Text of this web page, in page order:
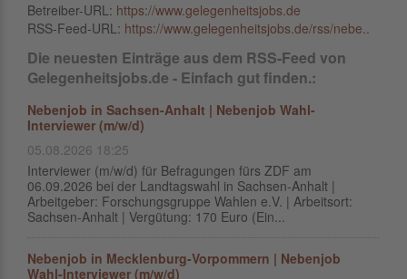
Betreiber-URL: https://www.gelegenheitsjobs.de
RSS-Feed-URL: https://www.gelegenheitsjobs.de/rss/nebe..
Die neuesten Einträge aus dem RSS-Feed von
Gelegenheitsjobs.de - Einfach gut finden.:
Nebenjob in Sachsen-Anhalt | Nebenjob Wahl-
Interviewer (m/w/d)
05.08.2026 18:25
Interviewer (m/w/d) für Befragungen fürs ZDF am
06.09.2026 bei der Landtagswahl in Sachsen-Anhalt |
Arbeitgeber: Forschungsgruppe Wahlen e.V. | Arbeitsort:
Sachsen-Anhalt | Vergütung: 170 Euro (Ein...
Nebenjob in Mecklenburg-Vorpommern | Nebenjob
Wahl-Interviewer (m/w/d)